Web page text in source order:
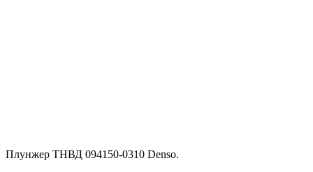
Плунжер ТНВД 094150-0310 Denso.